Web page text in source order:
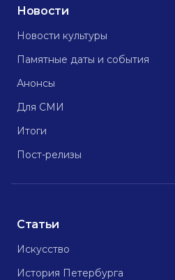
Новости
Новости культуры
Памятные даты и события
Анонсы
Для СМИ
Итоги
Пост-релизы
Статьи
Искусство
История Петербурга